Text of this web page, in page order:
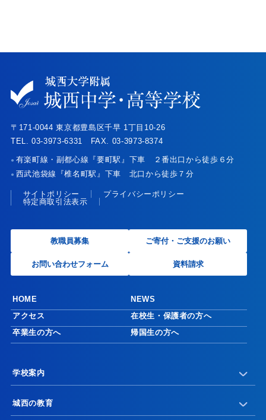
〒171-0044 東京都豊島区千早 1丁目10-26
TEL. 03-3973-6331 FAX. 03-3973-8374
● 有楽町線・副都心線『要町駅』下車 ２番出口から徒歩６分
● 西武池袋線『椎名町駅』下車 北口から徒歩７分
サイトポリシー
プライバシーポリシー
特定商取引法表示
教職員募集 ご寄付・ご支援のお願い
お問い合わせフォーム 資料請求
HOME
NEWS
アクセス
在校生・保護者の方へ
卒業生の方へ
帰国生の方へ
学校案内
城西の教育